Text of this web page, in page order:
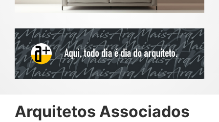
Arquitetos Associados